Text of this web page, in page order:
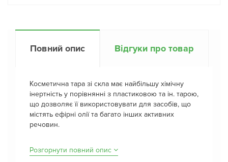
Повний опис Відгуки про товар
Косметична тара зі скла має найбільшу хімічну
інертність у порівнянні з пластиковою та ін. тарою,
що дозволяє її використовувати для засобів, що
містять ефірні олії та багато інших активних
речовин.
Розгорнути повний опис